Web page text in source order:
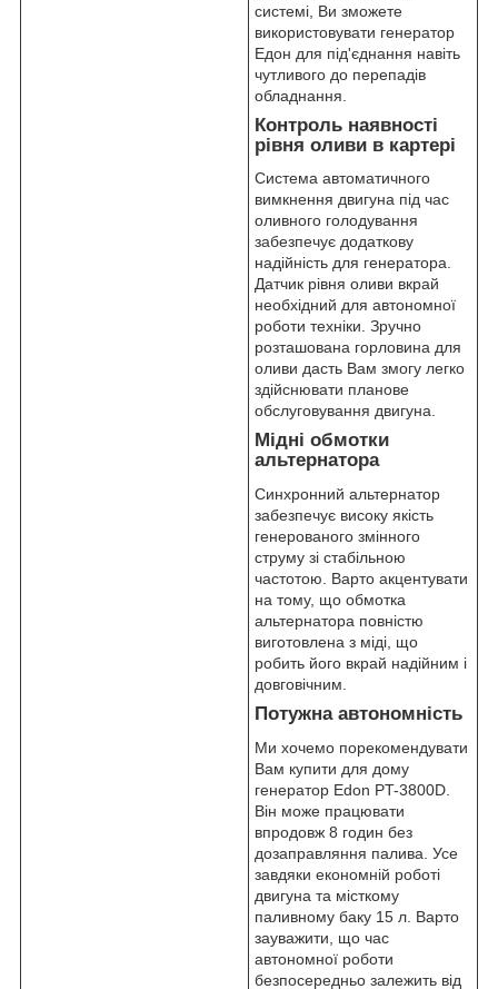
системі, Ви зможете
використовувати генератор
Едон для під'єднання навіть
чутливого до перепадів
обладнання.
Контроль наявності
рівня оливи в картері
Система автоматичного
вимкнення двигуна під час
оливного голодування
забезпечує додаткову
надійність для генератора.
Датчик рівня оливи вкрай
необхідний для автономної
роботи техніки. Зручно
розташована горловина для
оливи дасть Вам змогу легко
здійснювати планове
обслуговування двигуна.
Мідні обмотки
альтернатора
Синхронний альтернатор
забезпечує високу якість
генерованого змінного
струму зі стабільною
частотою. Варто акцентувати
на тому, що обмотка
альтернатора повністю
виготовлена з міді, що
робить його вкрай надійним і
довговічним.
Потужна автономність
Ми хочемо порекомендувати
Вам купити для дому
генератор Edon PT-3800D.
Він може працювати
впродовж 8 годин без
дозаправляння палива. Усе
завдяки економній роботі
двигуна та місткому
паливному баку 15 л. Варто
зауважити, що час
автономної роботи
безпосередньо залежить від